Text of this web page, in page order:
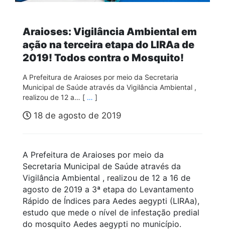
Araioses: Vigilância Ambiental em
ação na terceira etapa do LIRAa de
2019! Todos contra o Mosquito!
A Prefeitura de Araioses por meio da Secretaria
Municipal de Saúde através da Vigilância Ambiental ,
realizou de 12 a… [ … ]
18 de agosto de 2019
A Prefeitura de Araioses por meio da
Secretaria Municipal de Saúde através da
Vigilância Ambiental , realizou de 12 a 16 de
agosto de 2019 a 3ª etapa do Levantamento
Rápido de Índices para Aedes aegypti (LIRAa),
estudo que mede o nível de infestação predial
do mosquito Aedes aegypti no município.